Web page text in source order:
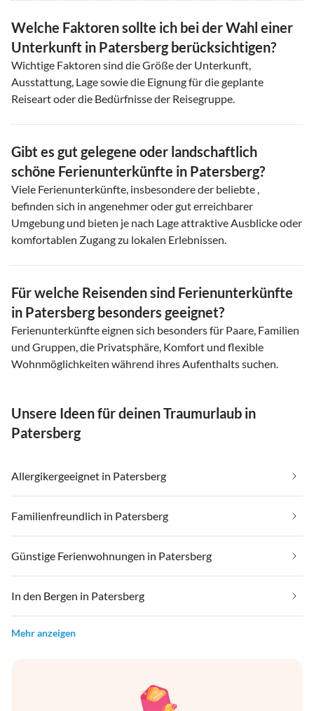
Welche Faktoren sollte ich bei der Wahl einer
Unterkunft in Patersberg berücksichtigen?
Wichtige Faktoren sind die Größe der Unterkunft,
Ausstattung, Lage sowie die Eignung für die geplante
Reiseart oder die Bedürfnisse der Reisegruppe.
Gibt es gut gelegene oder landschaftlich
schöne Ferienunterkünfte in Patersberg?
Viele Ferienunterkünfte, insbesondere der beliebte ,
befinden sich in angenehmer oder gut erreichbarer
Umgebung und bieten je nach Lage attraktive Ausblicke oder
komfortablen Zugang zu lokalen Erlebnissen.
Für welche Reisenden sind Ferienunterkünfte
in Patersberg besonders geeignet?
Ferienunterkünfte eignen sich besonders für Paare, Familien
und Gruppen, die Privatsphäre, Komfort und flexible
Wohnmöglichkeiten während ihres Aufenthalts suchen.
Unsere Ideen für deinen Traumurlaub in
Patersberg
Allergikergeeignet in Patersberg
Familienfreundlich in Patersberg
Günstige Ferienwohnungen in Patersberg
In den Bergen in Patersberg
Mehr anzeigen